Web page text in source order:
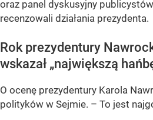
oraz panel dyskusyjny
recenzowali działania prezydenta.
Rok prezydentury
wskazał „największą
O ocenę prezydentury Karola
polityków w Sejmie. – To jest